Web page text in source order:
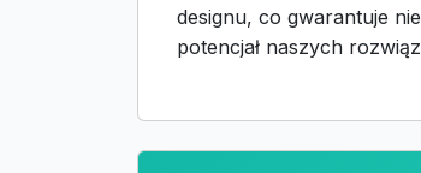
designu, co gwarantuje
potencjał naszych